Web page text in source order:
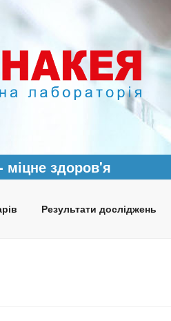
міцне здоров'я
Результати досліджень